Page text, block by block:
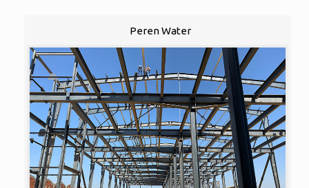
Peren Water